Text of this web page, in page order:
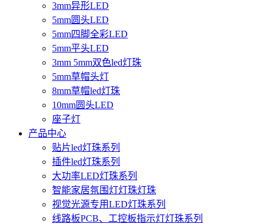
3mm异形LED
5mm圆头LED
5mm四脚全彩LED
5mm平头LED
3mm 5mm双色led灯珠
5mm草帽头灯
8mm草帽led灯珠
10mm圆头LED
座子灯
产品中心
贴片led灯珠系列
插件led灯珠系列
大功率LED灯珠系列
智能家居氛围灯灯珠灯珠
视觉光源专用LED灯珠系列
线路板PCB、工控板指示灯灯珠系列